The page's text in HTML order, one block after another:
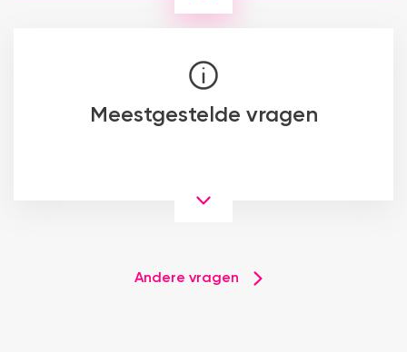
Meestgestelde vragen
Andere vragen